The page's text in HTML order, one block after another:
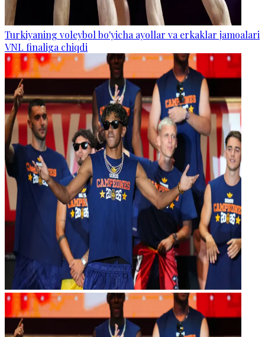
Turkiyaning voleybol bo'yicha ayollar va erkaklar jamoalari
VNL finaliga chiqdi